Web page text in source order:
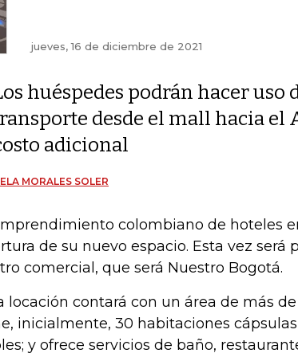
jueves, 16 de diciembre de 2021
huéspedes podrán hacer uso
desde el mall hacia el
adicional
MORALES SOLER
colombiano de hoteles
de su nuevo espacio. Esta vez será
comercial, que será Nuestro Bogotá.
locación contará con un área de más
inicialmente, 30 habitaciones
y ofrece servicios de baño,